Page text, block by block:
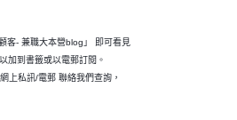
客- 兼職大本營blog」 即可看見
加到書籤或以電郵訂閱。
私訊/電郵 聯絡我們查詢，